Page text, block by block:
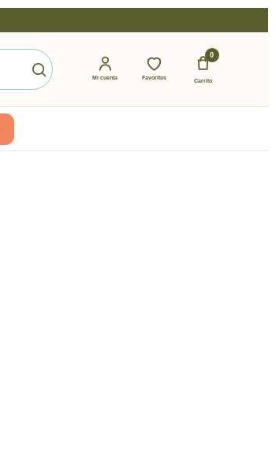
Mi cuenta Favoritos
0
Carrito